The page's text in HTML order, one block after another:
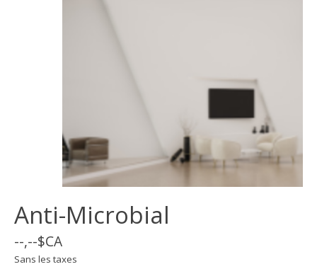
Anti-Microbial
--,--$CA
Sans les taxes